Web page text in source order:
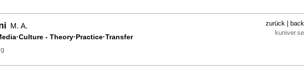
zurück | back
kuniver.se
M. A.
- Theory·Practice·Transfer